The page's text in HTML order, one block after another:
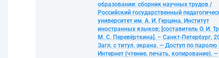
образовании: сборник научных трудов /
Российский государственный
университет им. А. И. Герцена, Институт
иностранных языков; [составитель О. И.
М. С. Перевёрткина]. – Санкт-Петербург,
Загл. с титул. экрана. — Доступ по паролю
Интернет (чтение, печать, копирование). —